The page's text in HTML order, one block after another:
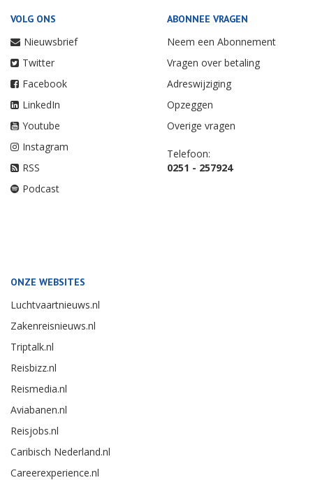
VOLG ONS
Nieuwsbrief
Twitter
Facebook
LinkedIn
Youtube
Instagram
RSS
Podcast
ABONNEE VRAGEN
Neem een Abonnement
Vragen over betaling
Adreswijziging
Opzeggen
Overige vragen
Telefoon:
0251 - 257924
ONZE WEBSITES
Luchtvaartnieuws.nl
Zakenreisnieuws.nl
Triptalk.nl
Reisbizz.nl
Reismedia.nl
Aviabanen.nl
Reisjobs.nl
Caribisch Nederland.nl
Careerexperience.nl